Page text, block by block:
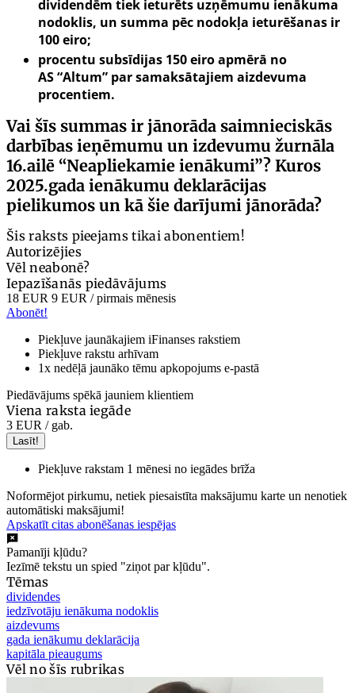
dividendēm tiek ieturēts uzņēmumu ienākuma
nodoklis, un summa pēc nodokļa ieturēšanas ir
100 eiro;
procentu subsīdijas 150 eiro apmērā no
AS “Altum” par samaksātajiem aizdevuma
procentiem.
Vai šīs summas ir jānorāda saimnieciskās
darbības ieņēmumu un izdevumu žurnāla
16.ailē “Neapliekamie ienākumi”? Kuros
2025.gada ienākumu deklarācijas
pielikumos un kā šie darījumi jānorāda?
Šis raksts pieejams tikai abonentiem!
Autorizējies
Vēl neabonē?
Iepazīšanās piedāvājums
18 EUR 9 EUR / pirmais mēnesis
Abonēt!
Piekļuve jaunākajiem iFinanses rakstiem
Piekļuve rakstu arhīvam
1x nedēļā jaunāko tēmu apkopojums e-pastā
Piedāvājums spēkā jauniem klientiem
Viena raksta iegāde
3 EUR / gab.
Lasīt!
Piekļuve rakstam 1 mēnesi no iegādes brīža
Noformējot pirkumu, netiek piesaistīta maksājumu karte un nenotiek
automātiski maksājumi!
Apskatīt citas abonēšanas iespējas
Pamanīji kļūdu?
Iezīmē tekstu un spied "ziņot par kļūdu".
Tēmas
dividendes
iedzīvotāju ienākuma nodoklis
aizdevums
gada ienākumu deklarācija
kapitāla pieaugums
Vēl no šīs rubrikas